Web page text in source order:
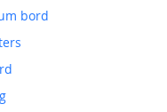
bord